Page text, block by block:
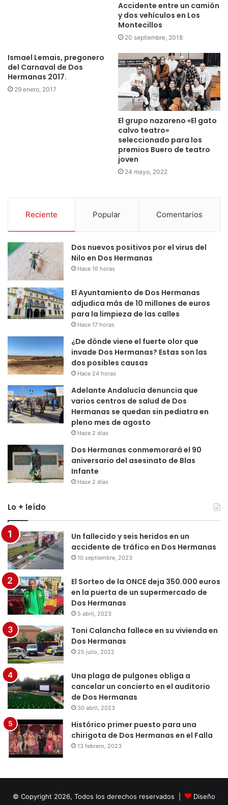
Accidente entre un camión
y dos vehículos en Los
Montecillos
20 septiembre, 2018
Ismael Lemais, pregonero
del Carnaval de Dos
Hermanas 2017.
29 enero, 2017
El grupo nazareno «El gato
calvo teatro»
seleccionado para los
premios Buero de teatro
joven
24 mayo, 2022
Reciente Popular Comentarios
Dos nuevos positivos por el virus del
Nilo en Dos Hermanas
Hace 16 horas
El Ayuntamiento de Dos Hermanas
adjudica más de 10 millones de euros
para la limpieza de las calles
Hace 17 horas
¿De dónde viene el fuerte olor que
invade Dos Hermanas? Estas son las
dos posibles causas
Hace 24 horas
Adelante Andalucía denuncia que
varios centros de salud de Dos
Hermanas se quedan sin pediatra en
pleno mes de agosto
Hace 2 días
Dos Hermanas conmemorará el 90
aniversario del asesinato de Blas
Infante
Hace 2 días
Lo + leído
Un fallecido y seis heridos en un
accidente de tráfico en Dos Hermanas
10 septiembre, 2023
El Sorteo de la ONCE deja 350.000 euros
en la puerta de un supermercado de
Dos Hermanas
5 abril, 2023
Toni Calancha fallece en su vivienda en
Dos Hermanas
25 julio, 2022
Una plaga de pulgones obliga a
cancelar un concierto en el auditorio
de Dos Hermanas
30 abril, 2023
Histórico primer puesto para una
chirigota de Dos Hermanas en el Falla
13 febrero, 2023
© Copyright 2026, Todos los derechos reservados | Diseño